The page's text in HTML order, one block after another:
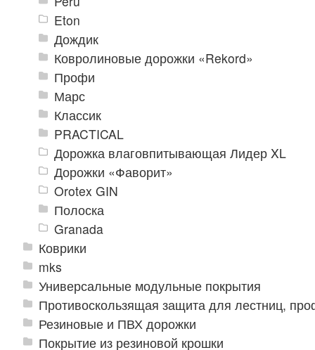
Eton
Дождик
Ковролиновые дорожки «Rekord»
Профи
Марс
Классик
PRACTICAL
Дорожка влаговпитывающая Лидер XL
Дорожки «Фаворит»
Orotex GIN
Полоска
Granada
Коврики
mks
Универсальные модульные покрытия
Противоскользящая защита для лестниц,
Резиновые и ПВХ дорожки
Покрытие из резиновой крошки